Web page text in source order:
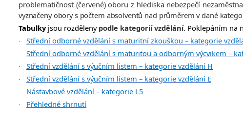
problematičnost (červené) oboru z hlediska nebezpečí
vyznačeny obory s počtem absolventů nad průměrem v dané
Tabulkyjsou rozděleny podle kategorií vzdělání. Poklepáním na
· Střední odborné vzdělání s maturitní zkouškou – kategorie
· Střední odborné vzdělání s maturitou a odborným výcvikem –
· Střední vzdělání s výučním listem – kategorie vzdělání H
· Střední vzdělání s výučním listem – kategorie vzdělání E
· Nástavbové vzdělání – kategorie L5
· Přehledné shrnutí